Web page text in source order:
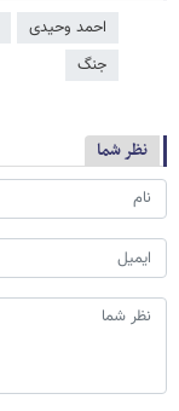
احمد وحیدی
جنگ
نظر شما